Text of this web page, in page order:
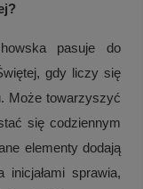
pasuje do
gdy liczy się
Może towarzyszyć
się codziennym
elementy dodają
inicjałami sprawia,